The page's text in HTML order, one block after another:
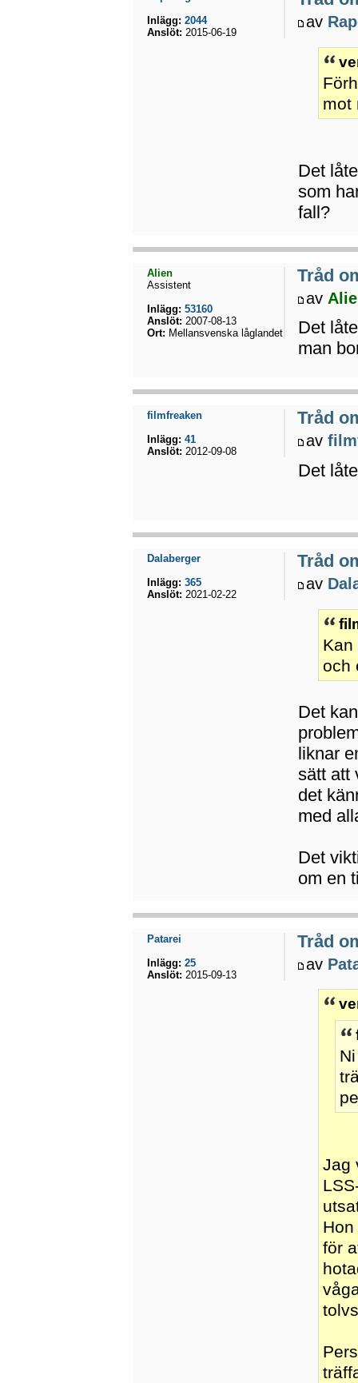
av
mot
Det
som
fall?
Inlägg: 2044
Anslöt: 2015-06-19
Tråd
av
Det
man
Alien
Assistent
Inlägg: 53160
Anslöt: 2007-08-13
Ort: Mellansvenska låglandet
Tråd
av
Det
filmfreaken
Inlägg: 41
Anslöt: 2012-09-08
Tråd
av
Kan
och
Det
liknar
sätt att
det
med
Det
om en
Dalaberger
Inlägg: 365
Anslöt: 2021-02-22
Tråd
av
Jag
för
Patarei
Inlägg: 25
Anslöt: 2015-09-13